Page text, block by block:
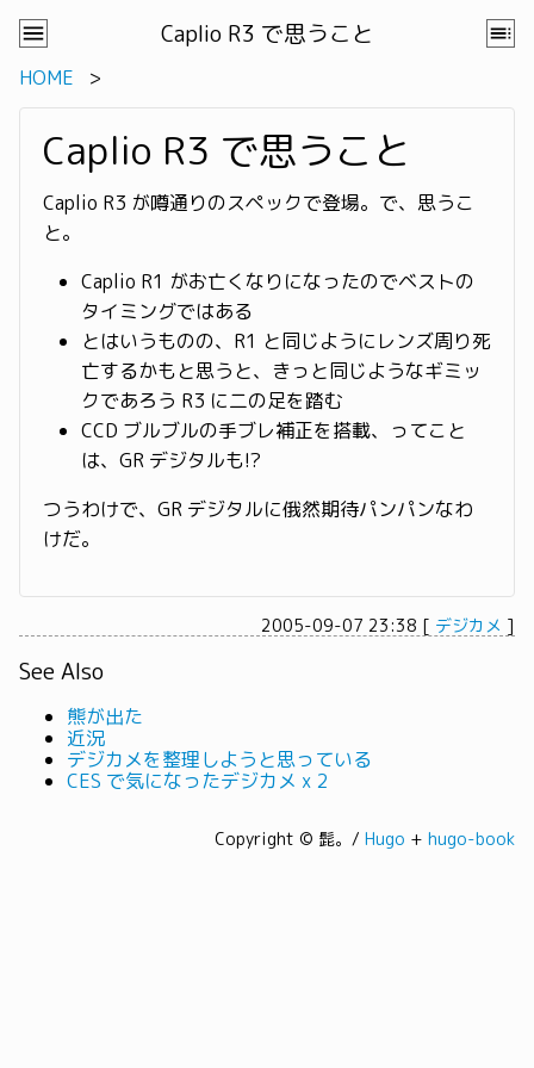
Caplio R3 で思うこと
HOME
Caplio R3 で思うこと
Caplio R3 が噂通りのスペックで登場。で、思うこ
と。
Caplio R1 がお亡くなりになったのでベストの
タイミングではある
とはいうものの、R1 と同じようにレンズ周り死
亡するかもと思うと、きっと同じようなギミッ
クであろう R3 に二の足を踏む
CCD ブルブルの手ブレ補正を搭載、ってこと
は、GR デジタルも!?
つうわけで、GR デジタルに俄然期待パンパンなわ
けだ。
2005-09-07 23:38 [ デジカメ ]
See Also
熊が出た
近況
デジカメを整理しようと思っている
CES で気になったデジカメ x 2
Copyright © 髭。/ Hugo + hugo-book